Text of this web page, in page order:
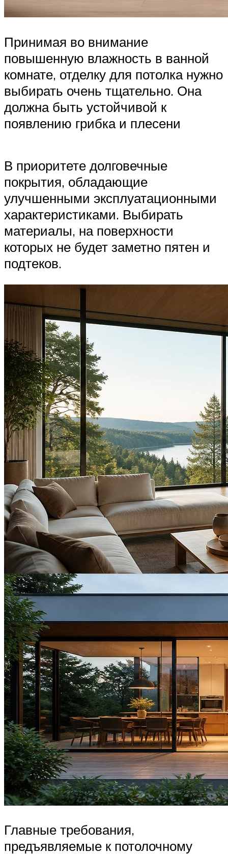
Принимая во внимание
повышенную влажность в ванной
комнате, отделку для потолка нужно
выбирать очень тщательно. Она
должна быть устойчивой к
появлению грибка и плесени
В приоритете долговечные
покрытия, обладающие
улучшенными эксплуатационными
характеристиками. Выбирать
материалы, на поверхности
которых не будет заметно пятен и
подтеков.
Главные требования,
предъявляемые к потолочному